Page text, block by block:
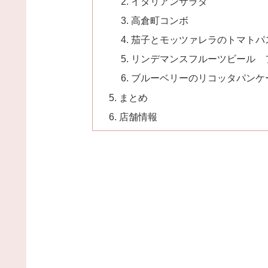
高倉町コンボ
茄子とモッツァレラのトマトパ
リンデマンスフルーツビール
ブルーベリーのリコッタパンケ
まとめ
店舗情報